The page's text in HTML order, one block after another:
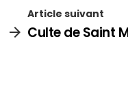
Article suivant
Culte de Saint